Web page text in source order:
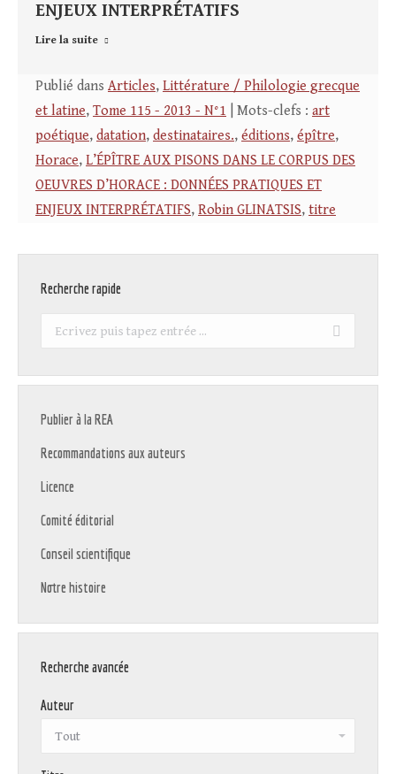
ENJEUX INTERPRÉTATIFS
Lire la suite
Publié dans Articles, Littérature / Philologie grecque
et latine, Tome 115 - 2013 - N°1 | Mots-clefs : art
poétique, datation, destinataires., éditions, épître,
Horace, L’ÉPÎTRE AUX PISONS DANS LE CORPUS DES
OEUVRES D’HORACE : DONNÉES PRATIQUES ET
ENJEUX INTERPRÉTATIFS, Robin GLINATSIS, titre
Recherche rapide
Recherche
Publier à la REA
Recommandations aux auteurs
Licence
Comité éditorial
Conseil scientifique
Notre histoire
Recherche avancée
Auteur